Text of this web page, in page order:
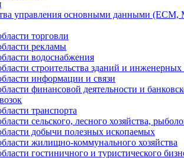
управления основными данными (ECM,
торговли
рекламы
водоснабжения
строительства зданий и
информации и связи
финансовой деятельности и
транспорта
сельского, лесного хозяйства,
добычи полезных ископаемых
жилищно-коммунального хозяйства
гостиничного и туристического